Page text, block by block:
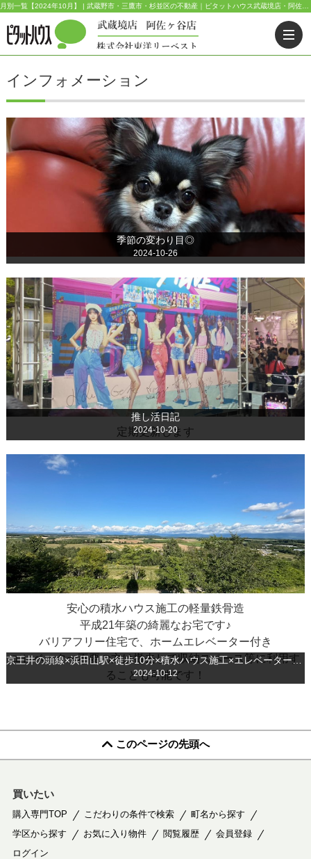
インフォメーション
季節の変わり目◎
2024-10-26
推し活日記
2024-10-20
定期更新します
京王井の頭線×浜田山駅×徒歩10分×積水ハウス施工×エレベーター付き住居×バリアフリー
2024-10-12
安心の積水ハウス施工の軽量鉄骨造
平成21年築の綺麗なお宅です♪
バリアフリー住宅で、ホームエレベーター付き
エレベーター不要の方は撤去して収納スペース等に利用す
ることも可能です！
このページの先頭へ
買いたい
購入専門TOP こだわりの条件で検索
町名から探す
学区から探す
お気に入り物件 閲覧履歴
会員登録
ログイン